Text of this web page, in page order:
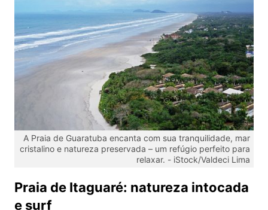
A Praia de Guaratuba encanta com sua tranquilidade, mar
cristalino e natureza preservada – um refúgio perfeito para
relaxar. - iStock/Valdeci Lima
Praia de Itaguaré: natureza intocada
e surf